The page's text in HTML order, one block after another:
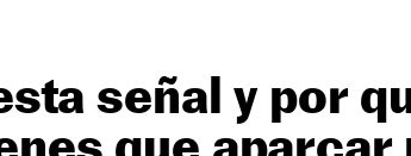
señal y por